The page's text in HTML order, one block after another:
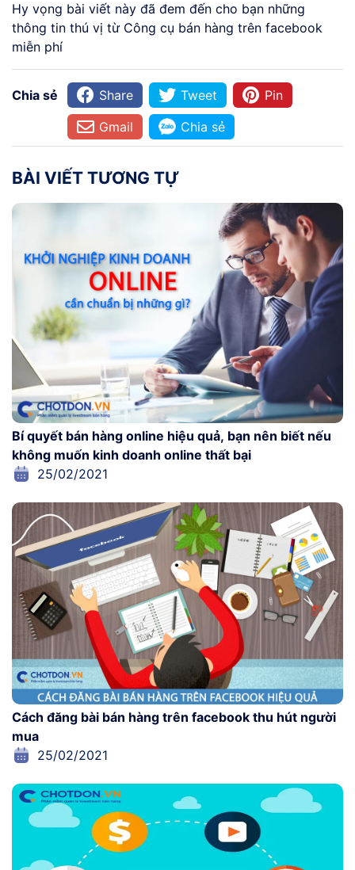
Hy vọng bài viết này đã đem đến cho bạn những
thông tin thú vị từ Công cụ bán hàng trên facebook
miễn phí
Chia sẻ Share Tweet
Pin
Gmail
Chia sẻ
BÀI VIẾT TƯƠNG TỰ
Bí quyết bán hàng online hiệu quả, bạn nên biết nếu
không muốn kinh doanh online thất bại
25/02/2021
Cách đăng bài bán hàng trên facebook thu hút người
mua
25/02/2021